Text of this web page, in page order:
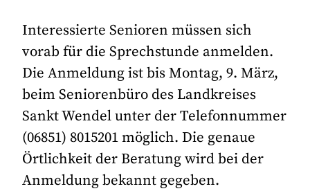
Interessierte Senioren müssen sich
vorab für die Sprechstunde anmelden.
Die Anmeldung ist bis Montag, 9. März,
beim Seniorenbüro des Landkreises
Sankt Wendel unter der Telefonnummer
(06851) 8015201 möglich. Die genaue
Örtlichkeit der Beratung wird bei der
Anmeldung bekannt gegeben.